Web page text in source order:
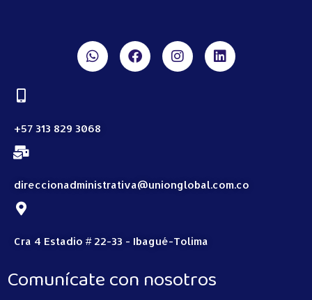
+57 313 829 3068
direccionadministrativa@unionglobal.com.co
Cra 4 Estadio # 22-33 - Ibagué-Tolima
Comunícate con nosotros